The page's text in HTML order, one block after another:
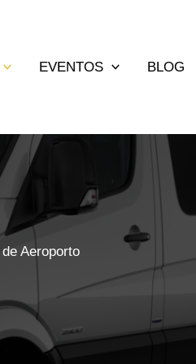
EVENTOS BLOG
Aeroporto